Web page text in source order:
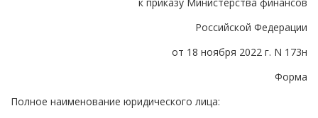
Российской Федерации
от 18 ноября 2022 г. N 173н
Форма
Полное наименование юридического лица: